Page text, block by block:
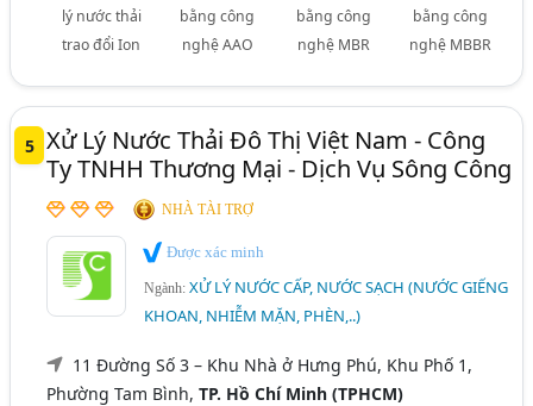
lý nước thải
trao đổi Ion
bằng công
nghệ AAO
bằng công
nghệ MBR
bằng công
nghệ MBBR
5 Xử Lý Nước Thải Đô Thị Việt Nam - Công
Ty TNHH Thương Mại - Dịch Vụ Sông Công
NHÀ TÀI TRỢ
Được xác minh
Ngành:XỬ LÝ NƯỚC CẤP, NƯỚC SẠCH (NƯỚC GIẾNG
KHOAN, NHIỄM MẶN, PHÈN,..)
11 Đường Số 3 – Khu Nhà ở Hưng Phú, Khu Phố 1,
Phường Tam Bình,TP. Hồ Chí Minh (TPHCM)